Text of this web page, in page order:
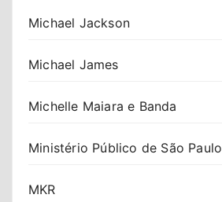
Michael Jackson
Michael James
Michelle Maiara e Banda
Ministério Público de São Paulo
MKR